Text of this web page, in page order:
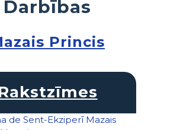
Darbības
Princis